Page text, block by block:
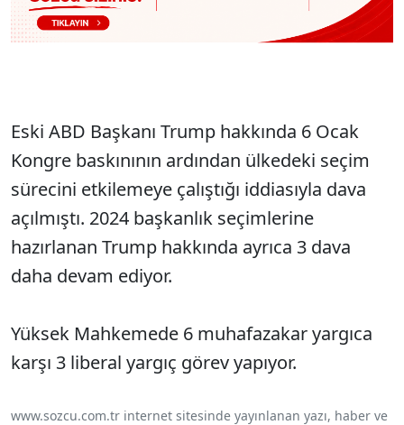
Eski ABD Başkanı Trump hakkında 6 Ocak
Kongre baskınının ardından ülkedeki seçim
sürecini etkilemeye çalıştığı iddiasıyla dava
açılmıştı. 2024 başkanlık seçimlerine
hazırlanan Trump hakkında ayrıca 3 dava
daha devam ediyor.
Yüksek Mahkemede 6 muhafazakar yargıca
karşı 3 liberal yargıç görev yapıyor.
www.sozcu.com.tr internet sitesinde yayınlanan yazı, haber ve